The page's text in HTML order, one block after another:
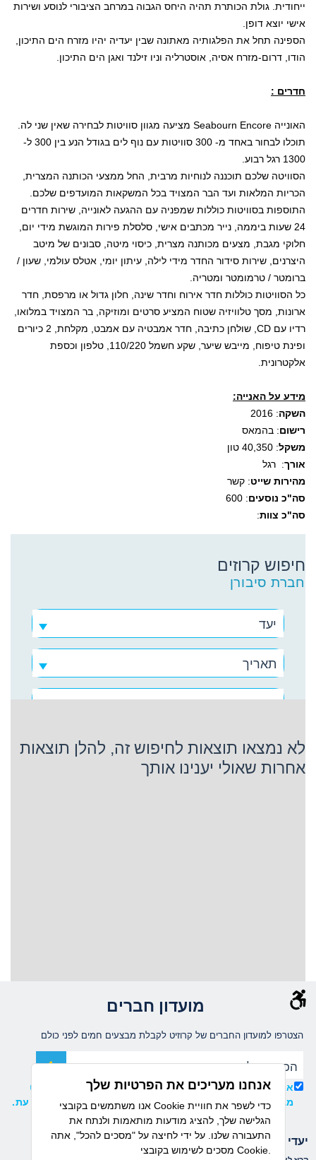
ייחודית. גולת הכותרת תהיה היחס הגבוה במרחב הציבורי לנוסע ושירות
אישי יוצא דופן.
הספינה תחל את הפלגותיה מאתונה שבין יעדיה יהיו מזרח הים התיכון,
הודו, דרום-מזרח אסיה, אוסטרליה וניו זילנד ואגן הים התיכון.
חדרים :
האונייה Seabourn Encore מציעה מגוון סוויטות לבחירה שאין שני לה.
תוכלו לבחור באחד מ- 300 סוויטות עם נוף לים בגודל הנע בין 300 ל-
1300 רגל רבוע.
הסוויטה שלכם תוכננה לנוחיות מרבית, החל ממצעי הכותנה המצרית,
הכריות המלאות ועד הבר המצויד בכל המשקאות המועדפים שלכם.
התוספות בסוויטות כוללות שמפניה עם ההגעה לאונייה, שירות חדרים
24 שעות ביממה, נייר מכתבים אישי, סלסלת פירות המוגשת מידי יום,
חלוקי מגבת, מצעים מכותנה מצרית, כיסוי מיטה, סבונים של מיטב
היצרנים, שירות סידור החדר מידי לילה, עיתון יומי, אטלס עולמי, שעון /
ברומטר / טרמומטר ומטריה.
כל הסוויטות כוללות חדר אירוח וחדר שינה, חלון גדול או מרפסת, חדר
ארונות, מסך טלוויזיה שטוח המציע סרטים ומוזיקה, בר המצויד במלואו,
רדיו עם CD
, שולחן כתיבה, חדר אמבטיה עם אמבט, מקלחת, 2 כיורים
ופינת טיפוח, מייבש שיער, שקע חשמל 110/220, טלפון וכספת
אלקטרונית.
מידע על האנייה:
השקה: 2016
רישום: בהמאס
משקל: 40,350 טון
אורך: רגל
מהירות שייט: קשר
סה"כ נוסעים: 600
סה"כ צוות:
חיפוש קרוזים
חברת סיבורן
יעד
תאריך
חברת סיבורן
לא נמצאו תוצאות לחיפוש זה, להלן תוצאות
אחרות שאולי יענינו אותך
מועדון חברים
הצטרפו למועדון החברים של קרוזיט לקבלת מבצעים חמים לפני כולם
אני מאשר/ת קבלת עדכונים ומידע שיווקי ממועדון קרוזיט
מבית דיזנהאוז, וידוע לי כי ניתן להסיר את ההרשמה בכל עת.
יעדי הפלגה חברות שייט
אנחנו מעריכים את הפרטיות שלך
אנו משתמשים בקובצי Cookie כדי לשפר את חוויית
הגלישה שלך, להציג מודעות מותאמות ולנתח את
התעבורה שלנו. על ידי לחיצה על "מסכים להכל", אתה
מסכים לשימוש בקובצי Cookie.